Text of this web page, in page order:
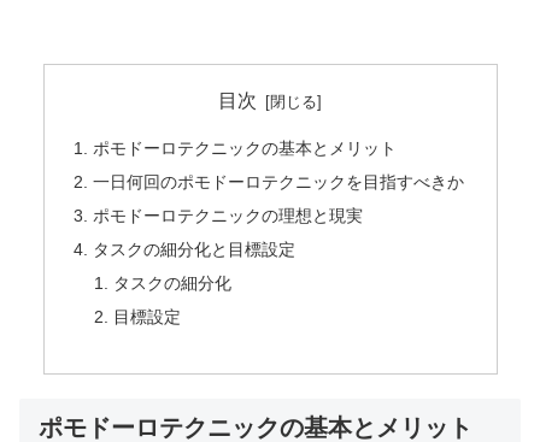
目次
ポモドーロテクニックの基本とメリット
一日何回のポモドーロテクニックを目指すべきか
ポモドーロテクニックの理想と現実
タスクの細分化と目標設定
タスクの細分化
目標設定
ポモドーロテクニックの基本とメリット